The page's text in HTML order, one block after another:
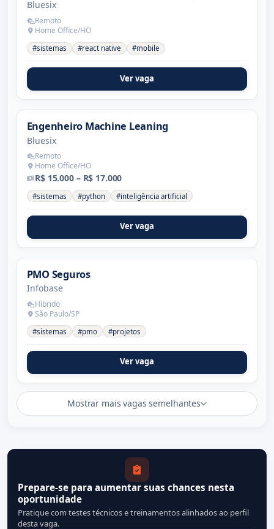
Bluesix
Remoto
Home Office/HO
#sistemas #react native #mobile
Ver vaga
Engenheiro Machine Leaning
Bluesix
Remoto
Home Office/HO
R$ 15.000 – R$ 17.000
#sistemas #python #inteligência artificial
Ver vaga
PMO Seguros
Infobase
Híbrido
São Paulo/SP
#sistemas #pmo #projetos
Ver vaga
Mostrar mais vagas semelhantes
Prepare-se para aumentar suas chances nesta
oportunidade
Pratique com testes técnicos e treinamentos alinhados ao perfil
desta vaga.